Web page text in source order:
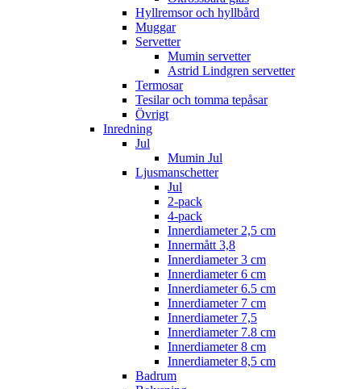
Hyllremsor och hyllbård
Muggar
Servetter
Mumin servetter
Astrid Lindgren servetter
Termosar
Tesilar och tomma tepåsar
Övrigt
Inredning
Jul
Mumin Jul
Ljusmanschetter
Jul
2-pack
4-pack
Innerdiameter 2,5 cm
Innermått 3,8
Innerdiameter 3 cm
Innerdiameter 6 cm
Innerdiameter 6.5 cm
Innerdiameter 7 cm
Innerdiameter 7,5
Innerdiameter 7.8 cm
Innerdiameter 8 cm
Innerdiameter 8,5 cm
Badrum